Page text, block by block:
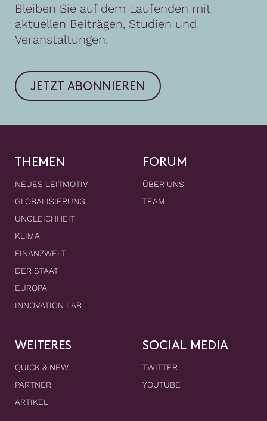
Bleiben Sie auf dem Laufenden mit
aktuellen Beiträgen, Studien und
Veranstaltungen.
JETZT ABONNIEREN
THEMEN
NEUES LEITMOTIV
GLOBALISIERUNG
UNGLEICHHEIT
KLIMA
FINANZWELT
DER STAAT
EUROPA
INNOVATION LAB
FORUM
ÜBER UNS
TEAM
WEITERES
QUICK & NEW
PARTNER
ARTIKEL
SOCIAL MEDIA
TWITTER
YOUTUBE